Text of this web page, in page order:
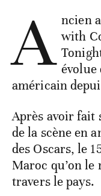
A ncien
with
évolue
américain
Après avoir fait
de la scène en
des Oscars, le
Maroc qu’on
travers le pays.